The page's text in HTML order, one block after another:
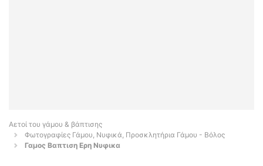
Αετοί του γάμου & βάπτισης
Φωτογραφίες Γάμου, Νυφικά, Προσκλητήρια Γάμου - Βόλος
Γαμος Βαπτιση Ερη Νυφικα